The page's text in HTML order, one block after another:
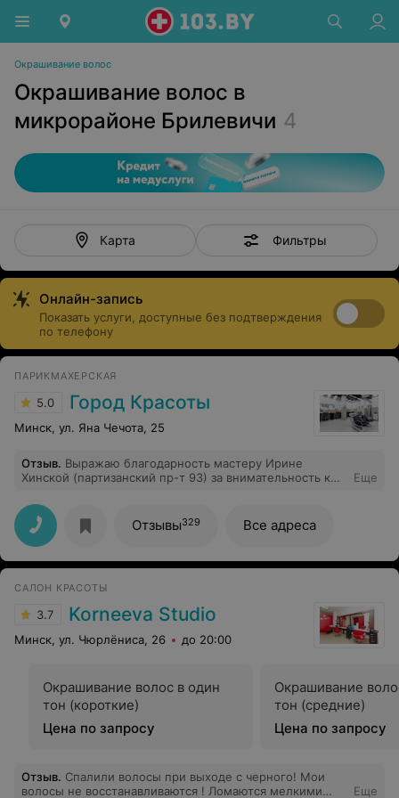
Окрашивание волос
Окрашивание волос в
микрорайоне Брилевичи 4
Карта Фильтры
Онлайн-запись
Показать услуги, доступные без подтверждения
по телефону
ПАРИКМАХЕРСКАЯ
5.0 Город Красоты
Минск, ул. Яна Чечота, 25
Отзыв. Выражаю благодарность мастеру Ирине
Хинской (партизанский пр-т 93) за внимательность к
мастера. Девушка занимается своим делом и у нее это
получается превосходно!
Еще
Отзывы329 Все адреса
САЛОН КРАСОТЫ
3.7 Korneeva Studio
Минск, ул. Чюрлёниса, 26 до 20:00
Окрашивание волос в один
тон (короткие)
Цена по запросу
Окрашивание
тон (средние)
Цена по запросу
Отзыв. Спалили волосы при выходе с черного! Мои
волосы не восстанавливаются ! Ломаются мелкими
Еще